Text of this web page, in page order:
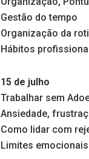
Gestão do tempo
Organização da
Hábitos
15 de julho
Trabalhar sem
Ansiedade,
Como lidar com
Limites